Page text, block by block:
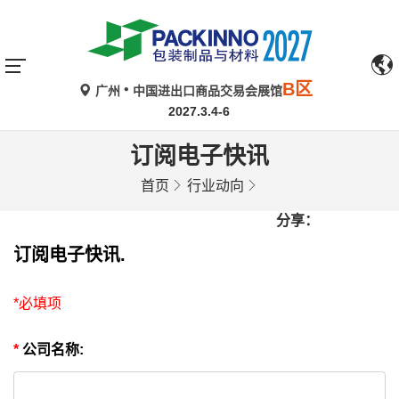
广州 中国进出口商品交易会展馆B区
2027.3.4-6
订阅电子快讯
首页 行业动向
分享：
订阅电子快讯.
*必填项
* 公司名称: